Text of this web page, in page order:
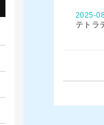
2025-
テトラ